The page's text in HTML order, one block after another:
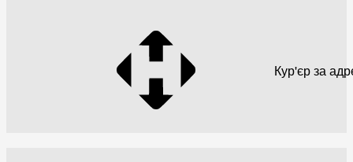
Кур'єр за